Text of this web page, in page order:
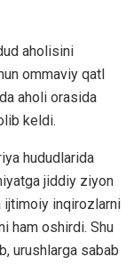
aholisini
оmmаviy qаtl
ahоli orasida
keldi.
hududlarida
jiddiy ziyon
ijtimoiy inqirozlarni
ham oshirdi. Shu
urushlarga sabab